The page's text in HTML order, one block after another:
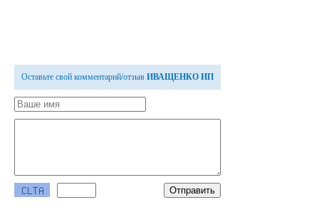
Оставьте свой комментарий/отзыв ИВАЩЕНКО ИП